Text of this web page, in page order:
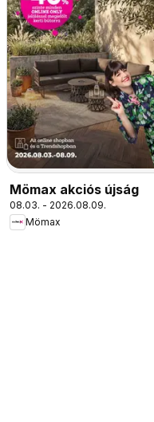
Mömax akciós újság
08.03. - 2026.08.09.
Mömax